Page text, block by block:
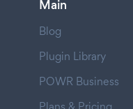
Main
Blog
Plugin Library
POWR Business